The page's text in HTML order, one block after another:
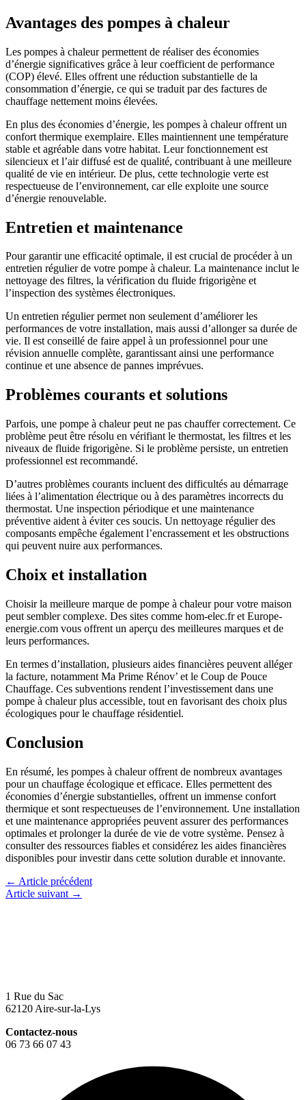
Avantages des pompes à chaleur
Les pompes à chaleur permettent de réaliser des économies
d’énergie significatives grâce à leur coefficient de performance
(COP) élevé. Elles offrent une réduction substantielle de la
consommation d’énergie, ce qui se traduit par des factures de
chauffage nettement moins élevées.
En plus des économies d’énergie, les pompes à chaleur offrent un
confort thermique exemplaire. Elles maintiennent une température
stable et agréable dans votre habitat. Leur fonctionnement est
silencieux et l’air diffusé est de qualité, contribuant à une meilleure
qualité de vie en intérieur. De plus, cette technologie verte est
respectueuse de l’environnement, car elle exploite une source
d’énergie renouvelable.
Entretien et maintenance
Pour garantir une efficacité optimale, il est crucial de procéder à un
entretien régulier de votre pompe à chaleur. La maintenance inclut le
nettoyage des filtres, la vérification du fluide frigorigène et
l’inspection des systèmes électroniques.
Un entretien régulier permet non seulement d’améliorer les
performances de votre installation, mais aussi d’allonger sa durée de
vie. Il est conseillé de faire appel à un professionnel pour une
révision annuelle complète, garantissant ainsi une performance
continue et une absence de pannes imprévues.
Problèmes courants et solutions
Parfois, une pompe à chaleur peut ne pas chauffer correctement. Ce
problème peut être résolu en vérifiant le thermostat, les filtres et les
niveaux de fluide frigorigène. Si le problème persiste, un entretien
professionnel est recommandé.
D’autres problèmes courants incluent des difficultés au démarrage
liées à l’alimentation électrique ou à des paramètres incorrects du
thermostat. Une inspection périodique et une maintenance
préventive aident à éviter ces soucis. Un nettoyage régulier des
composants empêche également l’encrassement et les obstructions
qui peuvent nuire aux performances.
Choix et installation
Choisir la meilleure marque de pompe à chaleur pour votre maison
peut sembler complexe. Des sites comme hom-elec.fr et Europe-
energie.com vous offrent un aperçu des meilleures marques et de
leurs performances.
En termes d’installation, plusieurs aides financières peuvent alléger
la facture, notamment Ma Prime Rénov’ et le Coup de Pouce
Chauffage. Ces subventions rendent l’investissement dans une
pompe à chaleur plus accessible, tout en favorisant des choix plus
écologiques pour le chauffage résidentiel.
Conclusion
En résumé, les pompes à chaleur offrent de nombreux avantages
pour un chauffage écologique et efficace. Elles permettent des
économies d’énergie substantielles, offrent un immense confort
thermique et sont respectueuses de l’environnement. Une installation
et une maintenance appropriées peuvent assurer des performances
optimales et prolonger la durée de vie de votre système. Pensez à
consulter des ressources fiables et considérez les aides financières
disponibles pour investir dans cette solution durable et innovante.
← Article précédent
Article suivant →
1 Rue du Sac
62120 Aire-sur-la-Lys
Contactez-nous
06 73 66 07 43